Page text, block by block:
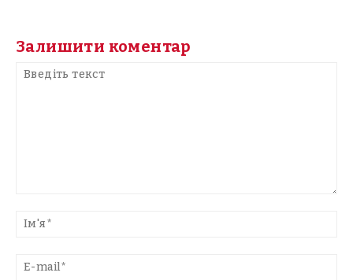
Залишити коментар
текст